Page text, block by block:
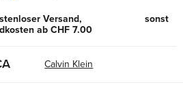
kostenloser Versand, sonst
ab CHF 7.00
Calvin Klein